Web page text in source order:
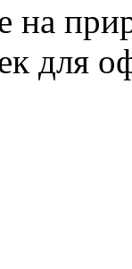
на
для